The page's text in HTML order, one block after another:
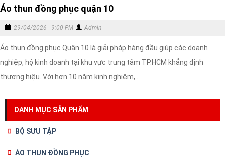
Áo thun đồng phục quận 10
29/04/2026 - 9:00 PM Admin
Áo thun đồng phục Quận 10 là giải pháp hàng đầu giúp các doanh
nghiệp, hộ kinh doanh tại khu vực trung tâm TP.HCM khẳng định
thương hiệu. Với hơn 10 năm kinh nghiệm,...
DANH MỤC SẢN PHẨM
BỘ SƯU TẬP
ÁO THUN ĐỒNG PHỤC